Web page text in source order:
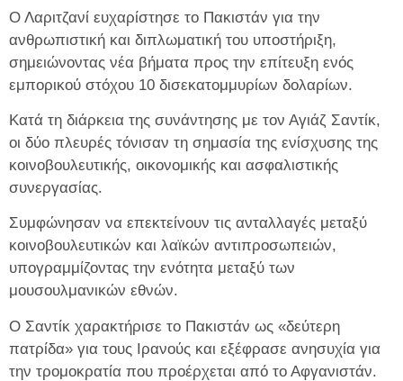
Ο Λαριτζανί ευχαρίστησε το Πακιστάν για την
ανθρωπιστική και διπλωματική του υποστήριξη,
σημειώνοντας νέα βήματα προς την επίτευξη ενός
εμπορικού στόχου 10 δισεκατομμυρίων δολαρίων.
Κατά τη διάρκεια της συνάντησης με τον Αγιάζ Σαντίκ,
οι δύο πλευρές τόνισαν τη σημασία της ενίσχυσης της
κοινοβουλευτικής, οικονομικής και ασφαλιστικής
συνεργασίας.
Συμφώνησαν να επεκτείνουν τις ανταλλαγές μεταξύ
κοινοβουλευτικών και λαϊκών αντιπροσωπειών,
υπογραμμίζοντας την ενότητα μεταξύ των
μουσουλμανικών εθνών.
Ο Σαντίκ χαρακτήρισε το Πακιστάν ως «δεύτερη
πατρίδα» για τους Ιρανούς και εξέφρασε ανησυχία για
την τρομοκρατία που προέρχεται από το Αφγανιστάν.